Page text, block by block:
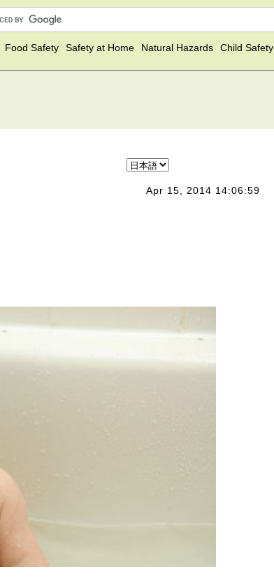
Food Safety Safety at Home Natural Hazards Child Safety
Apr 15, 2014 14:06:59